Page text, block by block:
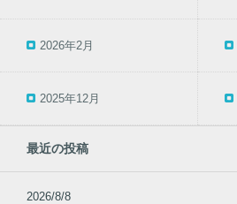
2026年2月
2025年12月
最近の投稿
2026/8/8